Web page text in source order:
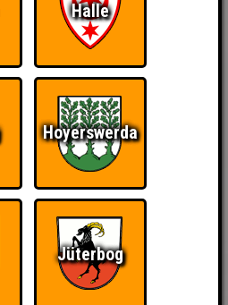
Halle
Hoyerswerda
Jüterbog